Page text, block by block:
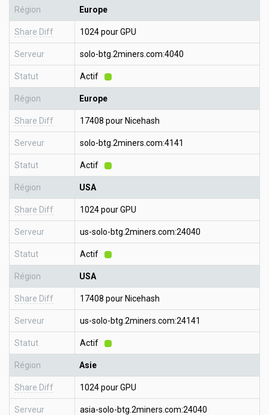
Région Europe
Share Diff 1024 pour GPU
Serveur solo-btg.2miners.com:4040
Statut Actif
Région Europe
Share Diff 17408 pour Nicehash
Serveur solo-btg.2miners.com:4141
Statut Actif
Région USA
Share Diff 1024 pour GPU
Serveur us-solo-btg.2miners.com:24040
Statut Actif
Région USA
Share Diff 17408 pour Nicehash
Serveur us-solo-btg.2miners.com:24141
Statut Actif
Région Asie
Share Diff 1024 pour GPU
Serveur asia-solo-btg.2miners.com:24040